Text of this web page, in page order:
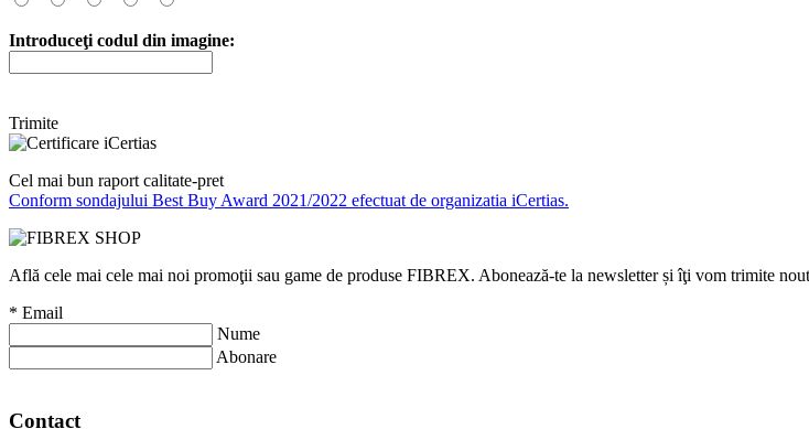
Introduceţi codul din imagine:
Trimite
Cel mai bun raport calitate-pret
Conform sondajului Best Buy Award 2021/2022 efectuat de organizatia iCertias.
Află cele mai cele mai noi promoţii sau game de produse FIBREX. Abonează-te la newsletter și îţi vom trimite
* Email
Nume
Abonare
Contact